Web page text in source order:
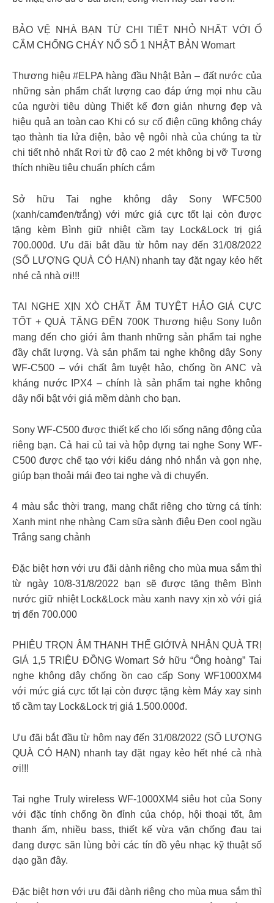
BẢO VỆ NHÀ BẠN TỪ CHI TIẾT NHỎ NHẤT VỚI Ổ
CẮM CHỐNG CHÁY NỔ SỐ 1 NHẬT BẢN Womart
Thương hiệu #ELPA hàng đầu Nhật Bản – đất nước của
những sản phẩm chất lượng cao đáp ứng mọi nhu cầu
của người tiêu dùng Thiết kế đơn giản nhưng đẹp và
hiệu quả an toàn cao Khi có sự cố điện cũng không cháy
tạo thành tia lửa điện, bảo vệ ngôi nhà của chúng ta từ
chi tiết nhỏ nhất Rơi từ độ cao 2 mét không bị vỡ Tương
thích nhiều tiêu chuẩn phích cắm
Sở hữu Tai nghe không dây Sony WFC500
(xanh/camđen/trắng) với mức giá cực tốt lại còn được
tặng kèm Bình giữ nhiệt cầm tay Lock&Lock trị giá
700.000đ. Ưu đãi bắt đầu từ hôm nay đến 31/08/2022
(SỐ LƯỢNG QUÀ CÓ HẠN) nhanh tay đặt ngay kẻo hết
nhé cả nhà ơi!!!
TAI NGHE XỊN XÒ CHẤT ÂM TUYỆT HẢO GIÁ CỰC
TỐT + QUÀ TẶNG ĐẾN 700K Thương hiệu Sony luôn
mang đến cho giới âm thanh những sản phẩm tai nghe
đầy chất lượng. Và sản phẩm tai nghe không dây Sony
WF-C500 – với chất âm tuyệt hảo, chống ồn ANC và
kháng nước IPX4 – chính là sản phẩm tai nghe không
dây nổi bật với giá mềm dành cho bạn.
Sony WF-C500 được thiết kế cho lối sống năng động của
riêng bạn. Cả hai củ tai và hộp đựng tai nghe Sony WF-
C500 được chế tạo với kiểu dáng nhỏ nhắn và gọn nhẹ,
giúp bạn thoải mái đeo tai nghe và di chuyển.
4 màu sắc thời trang, mang chất riêng cho từng cá tính:
Xanh mint nhẹ nhàng Cam sữa sành điệu Đen cool ngầu
Trắng sang chảnh
Đặc biệt hơn với ưu đãi dành riêng cho mùa mua sắm thì
từ ngày 10/8-31/8/2022 bạn sẽ được tặng thêm Bình
nước giữ nhiệt Lock&Lock màu xanh navy xịn xò với giá
trị đến 700.000
PHIÊU TRỌN ÂM THANH THẾ GIỚIVÀ NHẬN QUÀ TRỊ
GIÁ 1,5 TRIỆU ĐỒNG Womart Sở hữu “Ông hoàng” Tai
nghe không dây chống ồn cao cấp Sony WF1000XM4
với mức giá cực tốt lại còn được tặng kèm Máy xay sinh
tố cầm tay Lock&Lock trị giá 1.500.000đ.
Ưu đãi bắt đầu từ hôm nay đến 31/08/2022 (SỐ LƯỢNG
QUÀ CÓ HẠN) nhanh tay đặt ngay kẻo hết nhé cả nhà
ơi!!!
Tai nghe Truly wireless WF-1000XM4 siêu hot của Sony
với đặc tính chống ồn đỉnh của chóp, hội thoại tốt, âm
thanh ấm, nhiều bass, thiết kế vừa vặn chống đau tai
đang được săn lùng bởi các tín đồ yêu nhạc kỹ thuật số
dạo gần đây.
Đặc biệt hơn với ưu đãi dành riêng cho mùa mua sắm thì